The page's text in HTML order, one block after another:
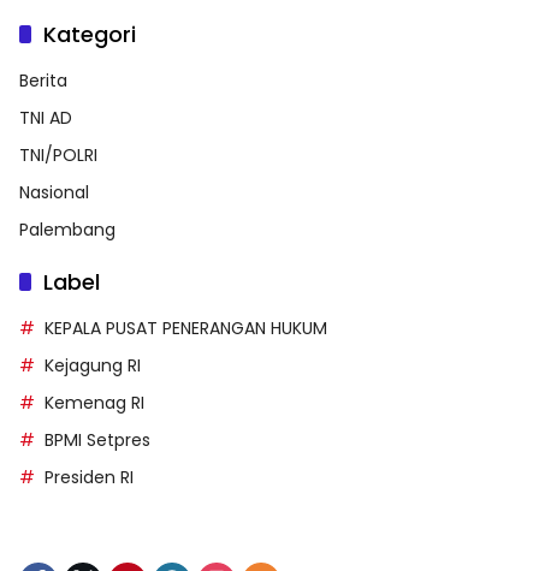
Kategori
Berita
TNI AD
TNI/POLRI
Nasional
Palembang
Label
KEPALA PUSAT PENERANGAN HUKUM
Kejagung RI
Kemenag RI
BPMI Setpres
Presiden RI